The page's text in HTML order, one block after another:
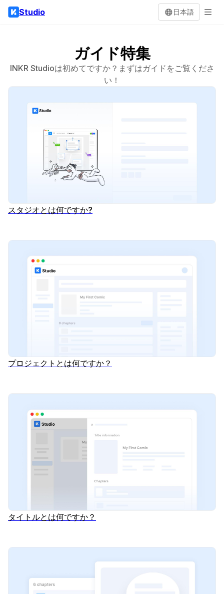
Studio 日本語
ガイド特集
INKR Studioは初めてですか？まずはガイドをご覧くださ
い！
スタジオとは何ですか?
プロジェクトとは何ですか？
タイトルとは何ですか？